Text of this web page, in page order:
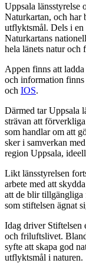
Uppsala länsstyrelse
Naturkartan, och har
utflyktsmål. Dels i en
Naturkartans
hela länets natur
Appen finns att
och information finns
och IOS.
Därmed tar Uppsala
strävan att
som handlar om att
sker i samverkan
region Uppsala,
Likt länsstyrelsen
arbete med att
att de blir tillgängliga
som stiftelsen ägnat
Idag driver Stiftelsen
och friluftslivet.
syfte att skapa god
utflyktsmål i naturen.